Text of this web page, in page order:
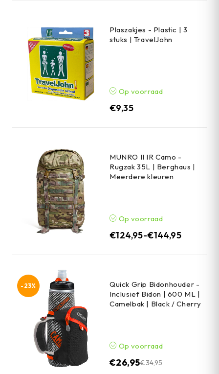
Plaszakjes - Plastic | 3
stuks | TravelJohn
Op voorraad
€9,35
MUNRO II IR Camo -
Rugzak 35L | Berghaus |
Meerdere kleuren
Op voorraad
€124,95-€144,95
-23%
Quick Grip Bidonhouder -
Inclusief Bidon | 600 ML |
Camelbak | Black / Cherry
Op voorraad
€34,95
€26,95